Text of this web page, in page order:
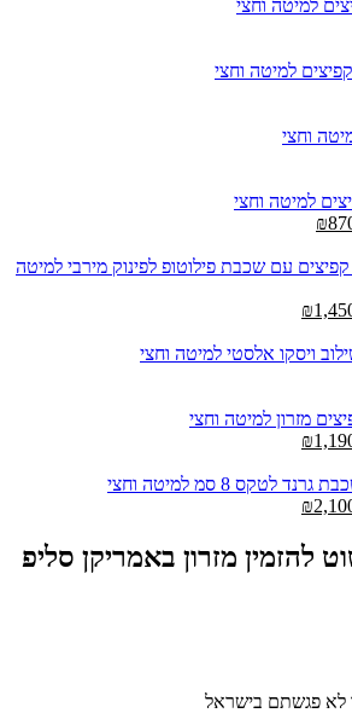
למיטה וחצי
למיטה וחצי
וחצי
למיטה וחצי
₪
קפיצים עם שכבת פילוטופ לפינוק מירבי למיטה
₪
ויסקו אלסטי למיטה וחצי
מזרון למיטה וחצי
₪
8 סמ למיטה וחצי
₪
להזמין מזרון באמריקן סליפ
לא פגשתם בישראל